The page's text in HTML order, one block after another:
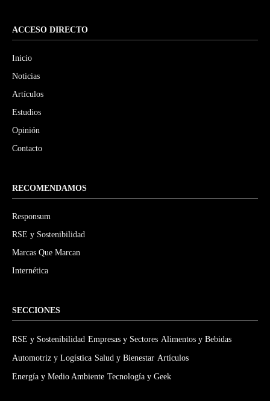
ACCESO DIRECTO
Inicio
Noticias
Artículos
Estudios
Opinión
Contacto
RECOMENDAMOS
Responsum
RSE y Sostenibilidad
Marcas Que Marcan
Internética
SECCIONES
RSE y Sostenibilidad Empresas y Sectores Alimentos y Bebidas
Automotriz y Logística Salud y Bienestar Artículos
Energía y Medio Ambiente Tecnología y Geek